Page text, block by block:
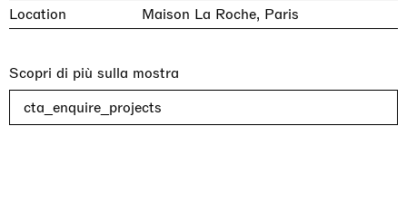
Location
Maison La Roche, Paris
Scopri di più sulla mostra
cta_enquire_projects